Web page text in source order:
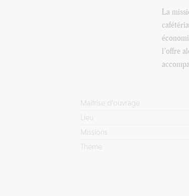
La
l’offre
Maitrise d’ouvrage
Lieu
Missions
Thème